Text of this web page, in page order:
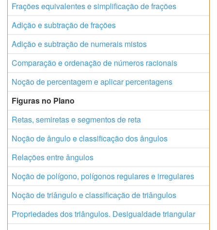
Frações equivalentes e simplificação de frações
Adição e subtração de frações
Adição e subtração de numerais mistos
Comparação e ordenação de números racionais
Noção de percentagem e aplicar percentagens
Figuras no Plano
Retas, semiretas e segmentos de reta
Noção de ângulo e classificação dos ângulos
Relações entre ângulos
Noção de polígono, polígonos regulares e irregulares
Noção de triângulo e classificação de triângulos
Propriedades dos triângulos. Desigualdade triangular